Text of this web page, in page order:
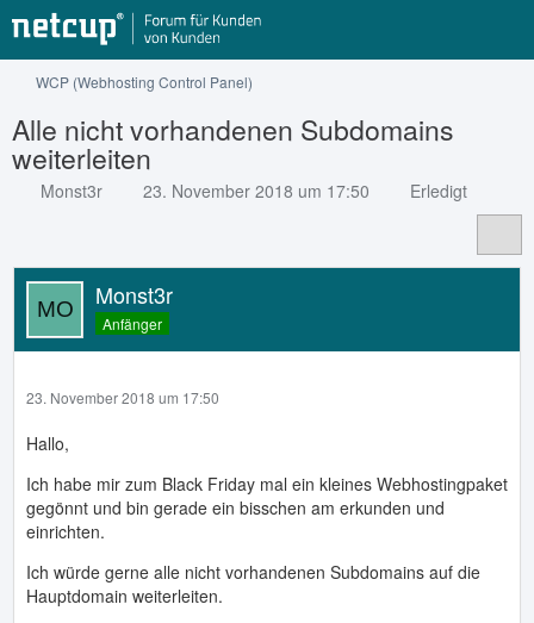
WCP (Webhosting Control Panel)
Alle nicht vorhandenen Subdomains
weiterleiten
Monst3r 23. November 2018 um 17:50 Erledigt
Monst3r
Anfänger
23. November 2018 um 17:50
Hallo,
Ich habe mir zum Black Friday mal ein kleines Webhostingpaket
gegönnt und bin gerade ein bisschen am erkunden und
einrichten.
Ich würde gerne alle nicht vorhandenen Subdomains auf die
Hauptdomain weiterleiten.